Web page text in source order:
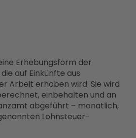
Erhebungsform der
auf Einkünfte aus
Arbeit erhoben wird. Sie wird
einbehalten und an
abgeführt – monatlich,
Lohnsteuer-